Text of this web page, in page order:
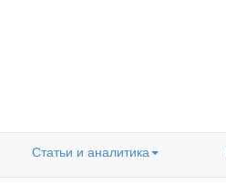
Статьи и аналитика